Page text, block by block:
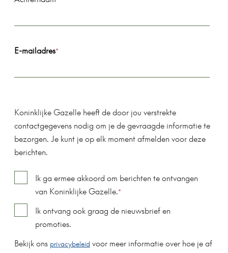
E-mailadres*
Koninklijke Gazelle heeft de door jou verstrekte
contactgegevens nodig om je de gevraagde informatie te
bezorgen. Je kunt je op elk moment afmelden voor deze
berichten.
Ik ga ermee akkoord om berichten te ontvangen
van Koninklijke Gazelle.*
Ik ontvang ook graag de nieuwsbrief en
promoties.
Bekijk ons privacybeleid voor meer informatie over hoe je af